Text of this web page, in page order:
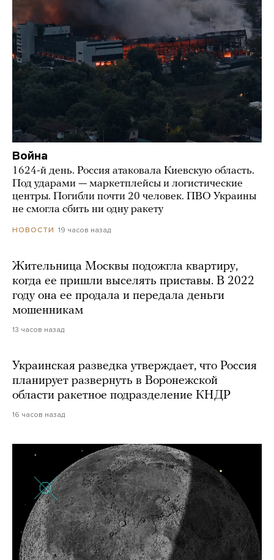
Война
1624-й день. Россия атаковала Киевскую область.
Под ударами — маркетплейсы и логистические
центры. Погибли почти 20 человек. ПВО Украины
не смогла сбить ни одну ракету
НОВОСТИ 19 часов назад
Жительница Москвы подожгла квартиру,
когда ее пришли выселять приставы. В 2022
году она ее продала и передала деньги
мошенникам
13 часов назад
Украинская разведка утверждает, что Россия
планирует развернуть в Воронежской
области ракетное подразделение КНДР
16 часов назад